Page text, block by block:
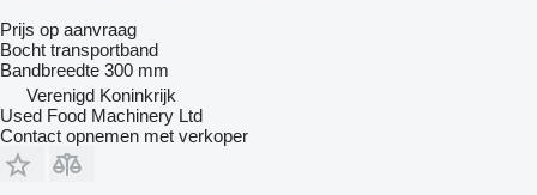
Prijs op aanvraag
Bocht transportband
Bandbreedte 300 mm
Verenigd Koninkrijk
Used Food Machinery Ltd
Contact opnemen met verkoper